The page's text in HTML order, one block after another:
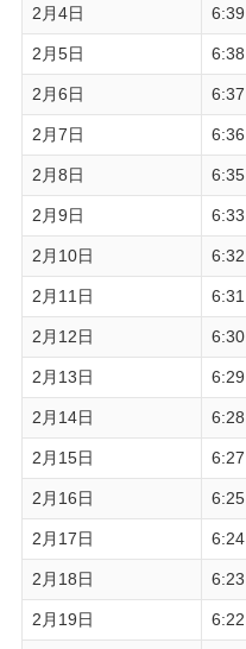
2月4日 6:39
2月5日 6:38
2月6日 6:37
2月7日 6:36
2月8日 6:35
2月9日 6:33
2月10日 6:32
2月11日 6:31
2月12日 6:30
2月13日 6:29
2月14日 6:28
2月15日 6:27
2月16日 6:25
2月17日 6:24
2月18日 6:23
2月19日 6:22